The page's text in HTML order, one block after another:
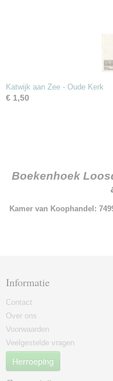
Katwijk aan Zee - Oude Kerk
€ 1,50
Boekenhoek
Kamer van Koophandel:
Informatie
Contact
Over ons
Voorwaarden
Veelgestelde vragen
Herroeping